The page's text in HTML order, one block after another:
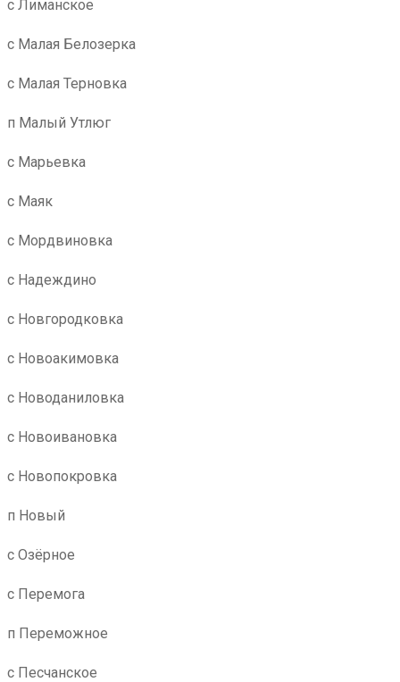
с Лиманское
с Малая Белозерка
с Малая Терновка
п Малый Утлюг
с Марьевка
с Маяк
с Мордвиновка
с Надеждино
с Новгородковка
с Новоакимовка
с Новоданиловка
с Новоивановка
с Новопокровка
п Новый
с Озёрное
с Перемога
п Переможное
с Песчанское